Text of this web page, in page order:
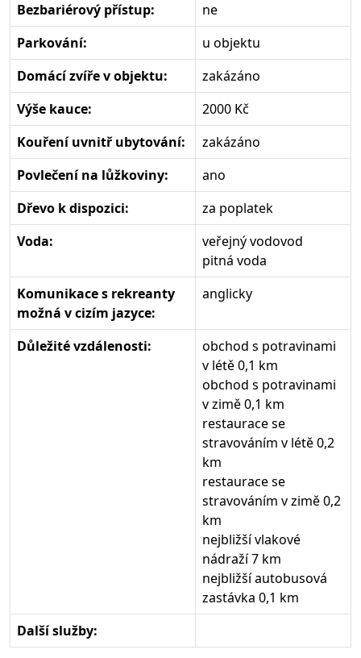
Bezbariérový přístup:
ne
Parkování:
u objektu
Domácí zvíře v objektu:
zakázáno
Výše kauce:
2000 Kč
Kouření uvnitř ubytování:
zakázáno
Povlečení na lůžkoviny:
ano
Dřevo k dispozici:
za poplatek
Voda:
veřejný vodovod
pitná voda
Komunikace s rekreanty
možná v cizím jazyce:
anglicky
Důležité vzdálenosti:
obchod s potravinami
v létě 0,1 km
obchod s potravinami
v zimě 0,1 km
restaurace se
stravováním v létě 0,2
km
restaurace se
stravováním v zimě 0,2
km
nejbližší vlakové
nádraží 7 km
nejbližší autobusová
zastávka 0,1 km
Další služby: